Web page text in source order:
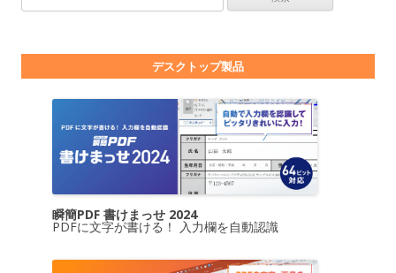
デスクトップ製品
瞬簡PDF 書けまっせ 2024
PDFに文字が書ける！ 入力欄を自動認識